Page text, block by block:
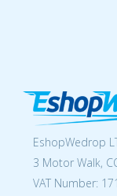
EshopWedrop
3 Motor Walk,
VAT Number: